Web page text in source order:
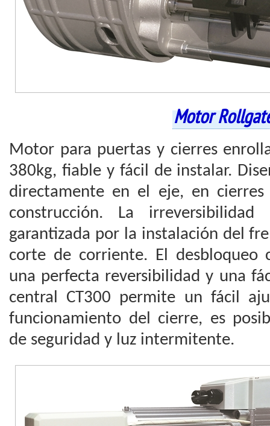
Motor
Motor para puertas y cierres
380kg, fiable y fácil de instalar.
directamente en el eje, en
construcción. La
garantizada por la instalación del
corte de corriente. El desbloqueo
una perfecta reversibilidad y una
central CT300 permite un fácil
funcionamiento del cierre, es
de seguridad y luz intermitente.